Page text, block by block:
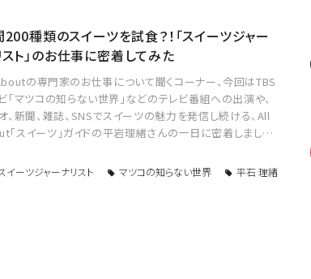
種類のスイーツを試食？！「スイーツジャー
ト」のお仕事に密着してみた
の専門家のお仕事について聞くコーナー、今回はTBS
「マツコの知らない世界」などのテレビ番組への出演や、
、新聞、雑誌、SNSでスイーツの魅力を発信し続ける、All
「スイーツ」ガイドの平岩理緒さんの一日に密着しまし…
イーツジャーナリスト マツコの知らない世界 平石 理緒